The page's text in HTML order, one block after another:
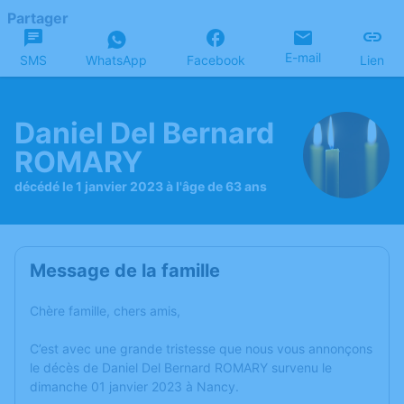
Partager
SMS WhatsApp Facebook E-mail Lien
Daniel Del Bernard
ROMARY
décédé le 1 janvier 2023 à l'âge de 63 ans
Message de la famille
Chère famille, chers amis,
C’est avec une grande tristesse que nous vous annonçons
le décès de Daniel Del Bernard ROMARY survenu le
dimanche 01 janvier 2023 à Nancy.